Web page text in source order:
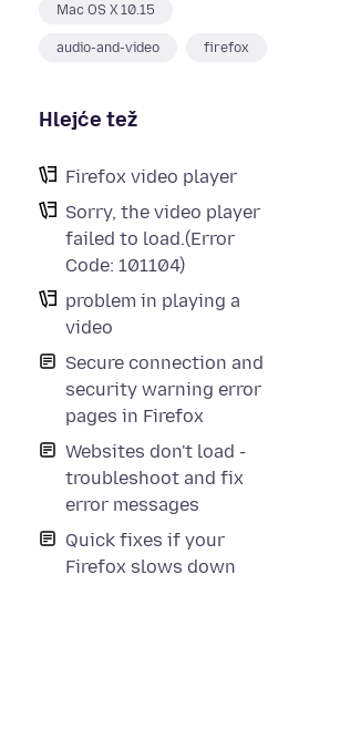
Mac OS X 10.15
audio-and-video firefox
Hlejće tež
Firefox video player
Sorry, the video player
failed to load.(Error
Code: 101104)
problem in playing a
video
Secure connection and
security warning error
pages in Firefox
Websites don't load -
troubleshoot and fix
error messages
Quick fixes if your
Firefox slows down